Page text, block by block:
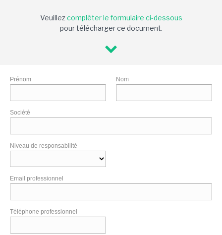
Veuillezcompléter le formulaire ci-dessous
pour télécharger ce document.
Prénom Nom
Société
Niveau de responsabilité
Email professionnel
Téléphone professionnel